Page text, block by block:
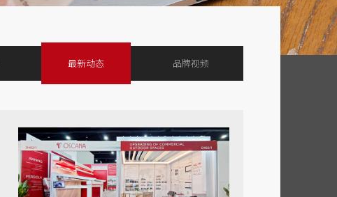
最新动态 品牌视频